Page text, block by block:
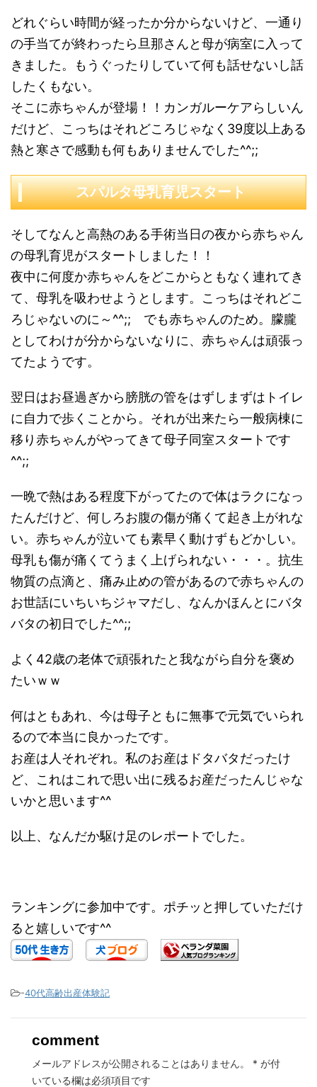
どれぐらい時間が経ったか分からないけど、一通り
の手当てが終わったら旦那さんと母が病室に入って
きました。もうぐったりしていて何も話せないし話
したくもない。
そこに赤ちゃんが登場！！カンガルーケアらしいん
だけど、こっちはそれどころじゃなく39度以上ある
熱と寒さで感動も何もありませんでした^^;;
スパルタ母乳育児スタート
そしてなんと高熱のある手術当日の夜から赤ちゃん
の母乳育児がスタートしました！！
夜中に何度か赤ちゃんをどこからともなく連れてき
て、母乳を吸わせようとします。こっちはそれどこ
ろじゃないのに～^^;; でも赤ちゃんのため。朦朧
としてわけが分からないなりに、赤ちゃんは頑張っ
てたようです。
翌日はお昼過ぎから膀胱の管をはずしまずはトイレ
に自力で歩くことから。それが出来たら一般病棟に
移り赤ちゃんがやってきて母子同室スタートです
^^;;
一晩で熱はある程度下がってたので体はラクになっ
たんだけど、何しろお腹の傷が痛くて起き上がれな
い。赤ちゃんが泣いても素早く動けずもどかしい。
母乳も傷が痛くてうまく上げられない・・・。抗生
物質の点滴と、痛み止めの管があるので赤ちゃんの
お世話にいちいちジャマだし、なんかほんとにバタ
バタの初日でした^^;;
よく42歳の老体で頑張れたと我ながら自分を褒め
たいｗｗ
何はともあれ、今は母子ともに無事で元気でいられ
るので本当に良かったです。
お産は人それぞれ。私のお産はドタバタだったけ
ど、これはこれで思い出に残るお産だったんじゃな
いかと思います^^
以上、なんだか駆け足のレポートでした。
ランキングに参加中です。ポチッと押していただけ
ると嬉しいです^^
-40代高齢出産体験記
comment
メールアドレスが公開されることはありません。 * が付
いている欄は必須項目です